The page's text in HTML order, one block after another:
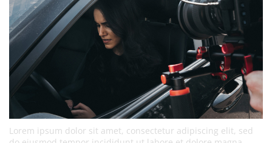
Lorem ipsum dolor sit amet, consectetur adipiscing elit, sed